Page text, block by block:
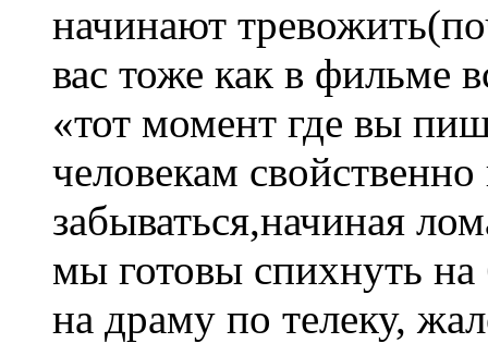
начинают
вас тоже как в фильме
«тот момент где вы
человекам
забываться,начиная
мы готовы спихнуть на
на драму по телеку,